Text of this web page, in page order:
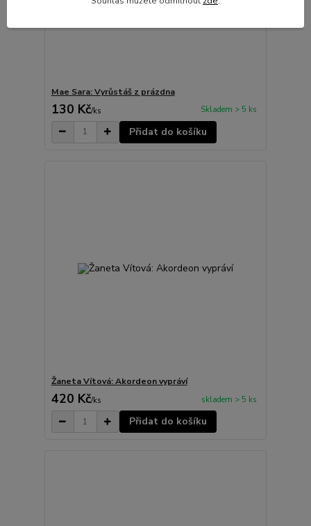
Mae Sara: Vyrůstáš z prázdna
130 Kč/ks Skladem > 5 ks
Přidat do košíku
Žaneta Vítová: Akordeon vypráví
420 Kč/ks skladem > 5 ks
Přidat do košíku